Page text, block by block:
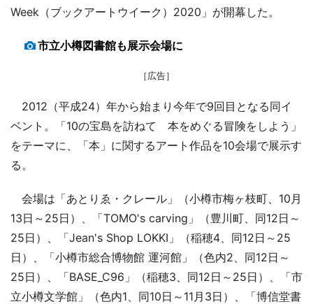
Week（ブックアートウイーク）2020」が開幕した。
市立小樽図書館も展示会場に
［広告］
2012（平成24）年から始まり今年で9回目となる同イ
ベント。「10の宝島を訪ねて 本をめぐる冒険をしよう」
をテーマに、「本」に関するアート作品を10会場で展示す
る。
会場は「あとりゑ・クレール」（小樽市梅ヶ枝町、10月
13日～25日）、「TOMO's carving」（豊川町、同12日～
25日）、「Jean's Shop LOKKI」（稲穂4、同12日～25
日）、「小樽市総合博物館 運河館」（色内2、同12日～
25日）、「BASE_C96」（稲穂3、同12日～25日）、「市
立小樽文学館」（色内1、同10日～11月3日）、「博信堂書